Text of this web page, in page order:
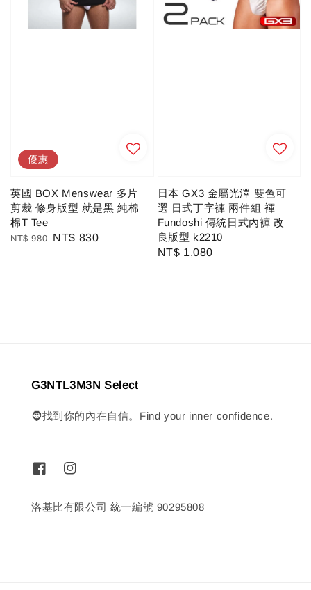
優惠
英國 BOX Menswear 多片
剪裁 修身版型 就是黑 純棉
棉T Tee
Regular
NT$ 980 Sale
NT$ 830
日本 GX3 金屬光澤 雙色可
選 日式丁字褲 兩件組 褌
Fundoshi 傳統日式內褲 改
良版型 k2210
Regular
NT$ 1,080
G3NTL3M3N Select
🧔找到你的內在自信。Find your inner confidence.
洛基比有限公司 統一編號 90295808